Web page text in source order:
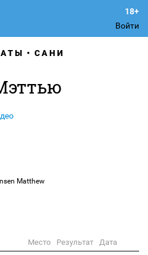
Войти
САНИ
Matthew
Место Результат
Дата